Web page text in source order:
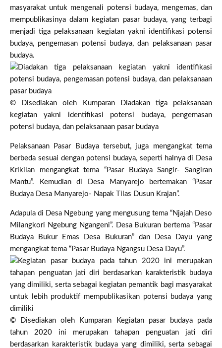
masyarakat untuk mengenali potensi budaya, mengemas, dan
mempublikasinya dalam kegiatan pasar budaya, yang terbagi
menjadi tiga pelaksanaan kegiatan yakni identifikasi potensi
budaya, pengemasan potensi budaya, dan pelaksanaan pasar
budaya.
© Disediakan oleh Kumparan Diadakan tiga pelaksanaan
kegiatan yakni identifikasi potensi budaya, pengemasan
potensi budaya, dan pelaksanaan pasar budaya
Pelaksanaan Pasar Budaya tersebut, juga mengangkat tema
berbeda sesuai dengan potensi budaya, seperti halnya di Desa
Krikilan mengangkat tema “Pasar Budaya Sangir- Sangiran
Mantu”. Kemudian di Desa Manyarejo bertemakan “Pasar
Budaya Desa Manyarejo- Napak Tilas Dusun Krajan”.
Adapula di Desa Ngebung yang mengusung tema “Njajah Deso
Milangkori Ngebung Ngangeni”. Desa Bukuran bertema “Pasar
Budaya Bukur Emas Desa Bukuran” dan Desa Dayu yang
mengangkat tema “Pasar Budaya Ngangsu Desa Dayu”.
© Disediakan oleh Kumparan Kegiatan pasar budaya pada
tahun 2020 ini merupakan tahapan penguatan jati diri
berdasarkan karakteristik budaya yang dimiliki, serta sebagai